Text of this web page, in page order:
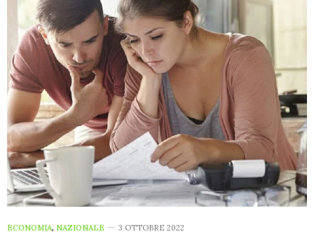
ECONOMIA, NAZIONALE 3 OTTOBRE 2022